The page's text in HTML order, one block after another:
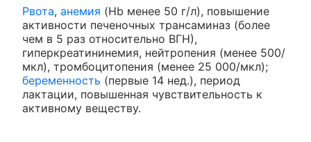
Рвота, анемия (Hb менее 50 г/л), повышение
активности печеночных трансаминаз (более
чем в 5 раз относительно ВГН),
гиперкреатининемия, нейтропения (менее 500/
мкл), тромбоцитопения (менее 25 000/мкл);
беременность (первые 14 нед.), период
лактации, повышенная чувствительность к
активному веществу.